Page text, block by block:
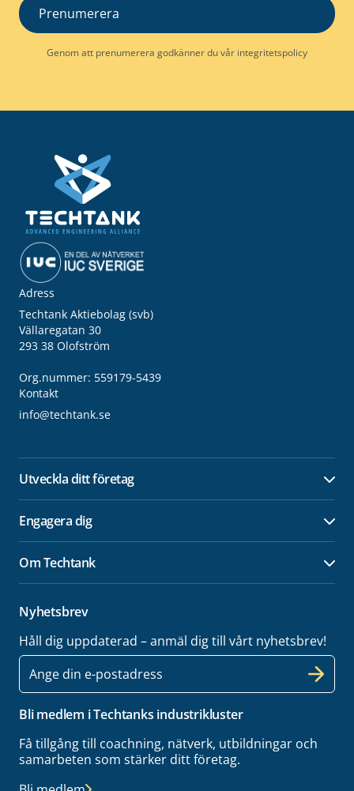
Genom att prenumerera godkänner du vår integritetspolicy
Adress
Techtank Aktiebolag (svb)
Vällaregatan 30
293 38 Olofström
Org.nummer: 559179-5439
Kontakt
info@techtank.se
Utveckla ditt företag
Engagera dig
Om Techtank
Nyhetsbrev
Håll dig uppdaterad – anmäl dig till vårt nyhetsbrev!
E-
post
Bli medlem i Techtanks industrikluster
Få tillgång till coachning, nätverk, utbildningar och
samarbeten som stärker ditt företag.